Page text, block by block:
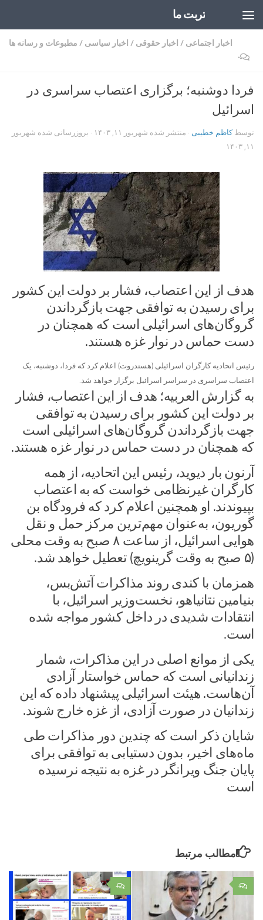
تربت ما
اخبار اجتماعی / اخبار حقوقی / اخبار سیاسی / مطبوعات و رسانه ها
۰
فردا دوشنبه؛ برگزاری اعتصاب سراسری در
اسرائیل
توسطکاظم خطیبی · منتشر شده شهریور ۱۱, ۱۴۰۳ · بروزرسانی شده شهریور
۱۱, ۱۴۰۳
هدف از این اعتصاب، فشار بر دولت این کشور
برای رسیدن به توافقی جهت بازگرداندن
گروگان‌های اسرائیلی است که همچنان در
دست حماس در نوار غزه هستند.
رئیس اتحادیه کارگران اسرائیلی (هستدروت) اعلام کرد که فردا، دوشنبه، یک
اعتصاب سراسری در سراسر اسرائیل برگزار خواهد شد.
به گزارش العربیه؛ هدف از این اعتصاب، فشار
بر دولت این کشور برای رسیدن به توافقی
جهت بازگرداندن گروگان‌های اسرائیلی است
که همچنان در دست حماس در نوار غزه هستند.
آرنون بار دیوید، رئیس این اتحادیه، از همه
کارگران غیرنظامی خواست که به اعتصاب
بپیوندند. او همچنین اعلام کرد که فرودگاه بن
گوریون، به‌عنوان مهم‌ترین مرکز حمل و نقل
هوایی اسرائیل، از ساعت ۸ صبح به وقت محلی
(۵ صبح به وقت گرینویچ) تعطیل خواهد شد.
همزمان با کندی روند مذاکرات آتش‌بس،
بنیامین نتانیاهو، نخست‌وزیر اسرائیل، با
انتقادات شدیدی در داخل کشور مواجه شده
است.
یکی از موانع اصلی در این مذاکرات، شمار
زندانیانی است که حماس خواستار آزادی
آن‌هاست. هیئت اسرائیلی پیشنهاد داده که این
زندانیان در صورت آزادی، از غزه خارج شوند.
شایان ذکر است که چندین دور مذاکرات طی
ماه‌های اخیر، بدون دستیابی به توافقی برای
پایان جنگ ویرانگر در غزه به نتیجه نرسیده
است
مطالب مرتبط
۰ ۰